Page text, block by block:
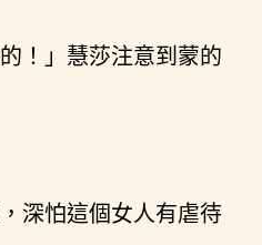
！」慧莎注意到蒙的
深怕這個女人有虐待